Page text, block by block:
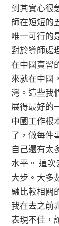
到其實心很
師在短短的
唯一可行的
對於導師處
在中國實習
來就在中國
灣。這些我
展得最好的
中國工作根
了，做每件
自己還有太
水平。 這
大步。大多
融比較相關
我在去之前
表現不佳，